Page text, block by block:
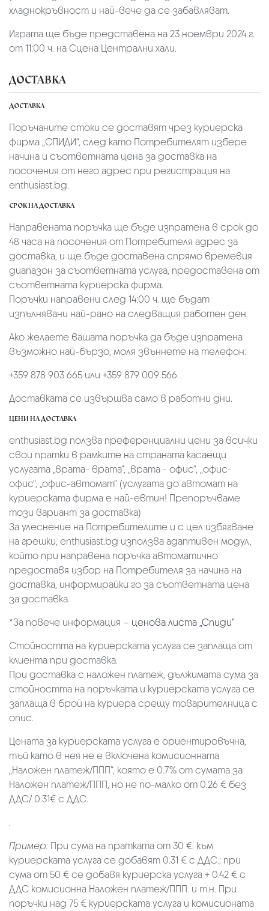
хладнокръвност и най-вече да се забавляват.
Играта ще бъде представена на 23 ноември 2024 г.
от 11:00 ч. на Сцена Централни хали.
ДОСТАВКА
ДОСТАВКА
Поръчаните стоки се доставят чрез куриерскa
фирмa „СПИДИ“, след като Потребителят избере
начина и съответната цена за доставка на
посочения от него адрес при регистрация на
enthusiast.bg.
СРОК НА ДОСТАВКА
Направената поръчка ще бъде изпратена в срок до
48 часа на посочения от Потребителя адрес за
доставка, и ще бъде доставена спрямо времевия
диапазон за съответната услуга, предоставена от
съответната куриерска фирма.
Поръчки направени след 14:00 ч. ще бъдат
изпълнявани най-рано на следващия работен ден.
Ако желаете вашата поръчка да бъде изпратена
възможно най-бързо, моля звъннете на телефон:
+359 878 903 665 или +359 879 009 566.
Доставката се извършва само в работни дни.
ЦЕНИ НА ДОСТАВКА
enthusiast.bg ползва преференциални цени за всички
свои пратки в рамките на страната касаещи
услугата „врата- врата“, „врата - офис“, „oфис-
офис“, „офис-автомат“ (услугата до автомат на
куриерската фирма е най-евтин! Препоръчваме
този вариант за доставка)
За улеснение на Потребителите и с цел избягване
на грешки, enthusiast.bg използва адаптивен модул,
който при направена поръчка автоматично
предоставя избор на Потребителя за начина на
доставка, информирайки го за съответната цена
за доставка.
*За повече информация – ценова листа „Спиди“
Стойността на куриерската услуга се заплаща от
клиента при доставка.
При доставка с наложен платеж, дължимата сума за
стойността на поръчката и куриерската услуга се
заплаща в брой на куриера срещу товарителница с
опис.
Цената за куриерската услуга е ориентировъчна,
тъй като в нея не е включена комисионната
„Наложен платеж/ППП“, която е 0.7% от сумата за
Наложен платеж/ППП, но не по-малко от 0.26 € без
ДДС/ 0.31€ с ДДС.
.
Пример: При сума на пратката от 30 €. към
куриерската услуга се добавят 0.31 € с ДДС.; при
сума от 50 € се добавя куриерска услуга + 0.42 € с
ДДС комисионна Наложен платеж/ППП. и т.н. При
поръчки над 75 € куриерската услуга и комисионата